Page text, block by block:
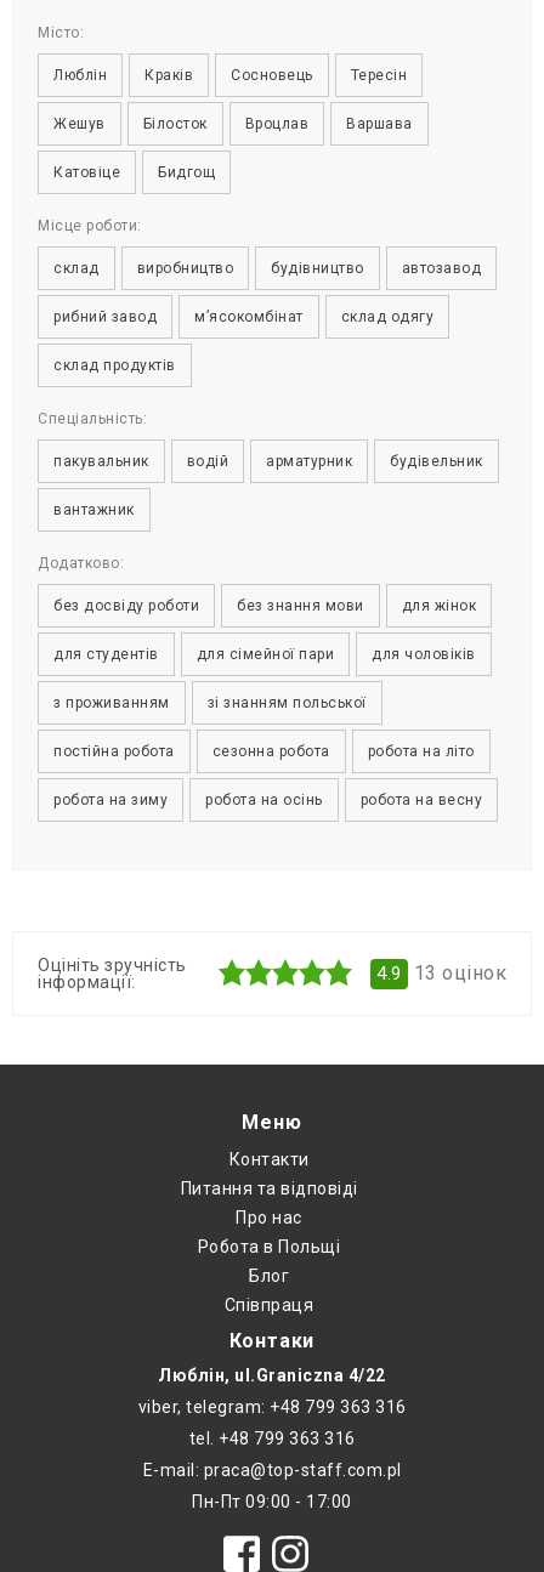
Місто:
Люблін Краків Сосновець Тересін
Жешув Білосток Вроцлав Варшава
Катовіце Бидгощ
Місце роботи:
склад виробництво будівництво автозавод
рибний завод м’ясокомбінат склад одягу
склад продуктів
Спеціальність:
пакувальник водій арматурник будівельник
вантажник
Додатково:
без досвіду роботи без знання мови для жінок
для студентів для сімейної пари для чоловіків
з проживанням зі знанням польської
постійна робота сезонна робота робота на літо
робота на зиму робота на осінь робота на весну
Оцініть зручність
інформації:
4.9 13 оцінок
Меню
Контакти
Питання та відповіді
Про нас
Робота в Польщі
Блог
Співпраця
Контаки
Люблін, ul.Graniczna 4/22
viber, telegram: +48 799 363 316
tel. +48 799 363 316
E-mail: praca@top-staff.com.pl
Пн-Пт 09:00 - 17:00